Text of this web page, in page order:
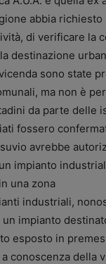
abbia richiesto
di verificare la
destinazione
sono state
ma non è
da parte delle
fossero
avrebbe
impianto
una zona
industriali,
impianto
esposto in
conoscenza della